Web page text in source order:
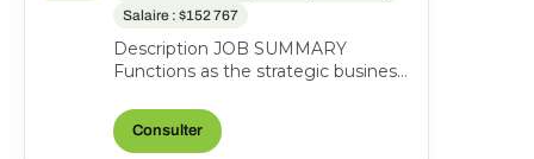
Salaire : $152 767
Description JOB SUMMARY
Functions as the strategic business
Operations. Areas of respo...
Consulter